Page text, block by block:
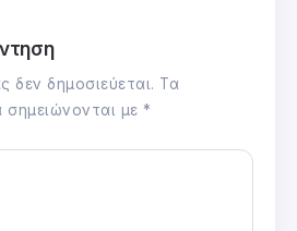
δεν δημοσιεύεται. Τα
σημειώνονται με *